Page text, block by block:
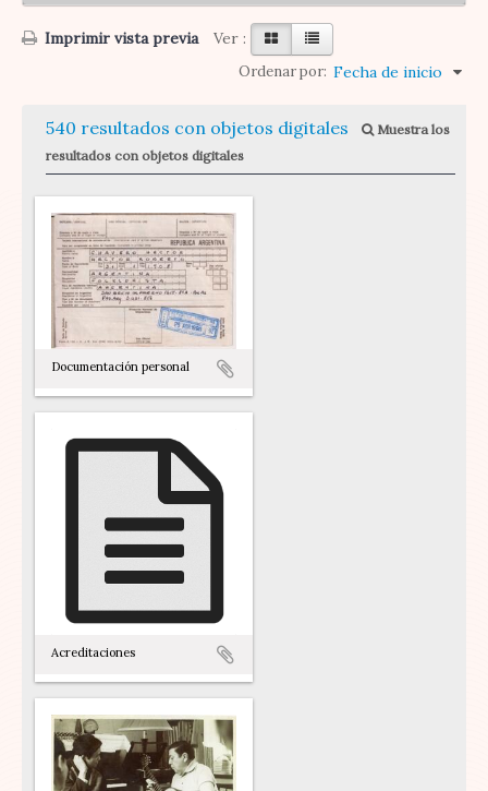
Imprimir vista previa Ver :
Ordenar por: Fecha de inicio
540 resultados con objetos digitales
Muestra los
resultados con objetos digitales
Documentación personal
Acreditaciones